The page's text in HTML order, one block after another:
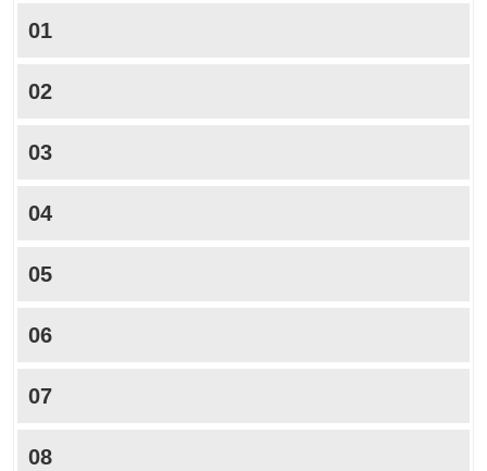
01
02
03
04
05
06
07
08